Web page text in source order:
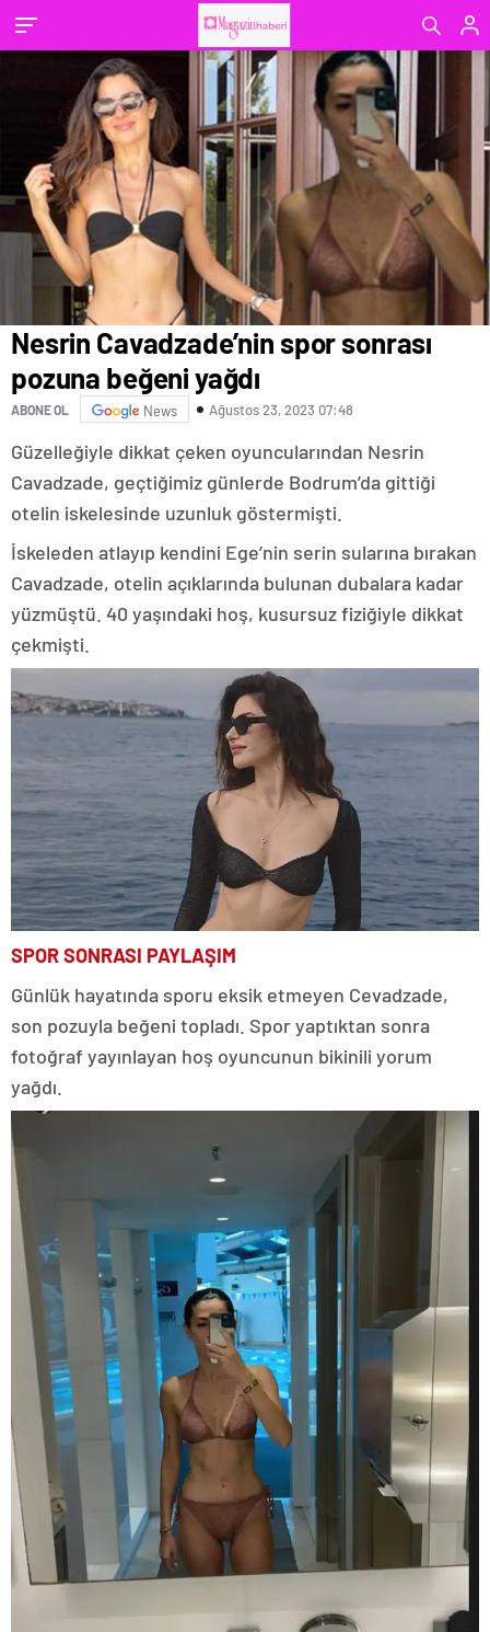
Nesrin Cavadzade’nin spor sonrası
pozuna beğeni yağdı
ABONE OL News Ağustos 23, 2023 07:48
Güzelleğiyle dikkat çeken oyuncularından Nesrin
Cavadzade, geçtiğimiz günlerde Bodrum’da gittiği
otelin iskelesinde uzunluk göstermişti.
İskeleden atlayıp kendini Ege’nin serin sularına bırakan
Cavadzade, otelin açıklarında bulunan dubalara kadar
yüzmüştü. 40 yaşındaki hoş, kusursuz fiziğiyle dikkat
çekmişti.
SPOR SONRASI PAYLAŞIM
Günlük hayatında sporu eksik etmeyen Cevadzade,
son pozuyla beğeni topladı. Spor yaptıktan sonra
fotoğraf yayınlayan hoş oyuncunun bikinili yorum
yağdı.